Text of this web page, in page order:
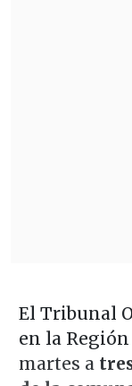
El Tribunal
en la
martes a